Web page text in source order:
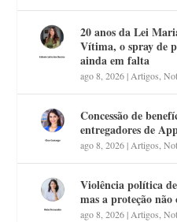
20 anos da Lei
Vítima, o spray de
ainda em falta
ago 8, 2026|Artigos,
Concessão de
entregadores de
ago 8, 2026|Artigos,
Violência política
mas a proteção não
ago 8, 2026|Artigos,